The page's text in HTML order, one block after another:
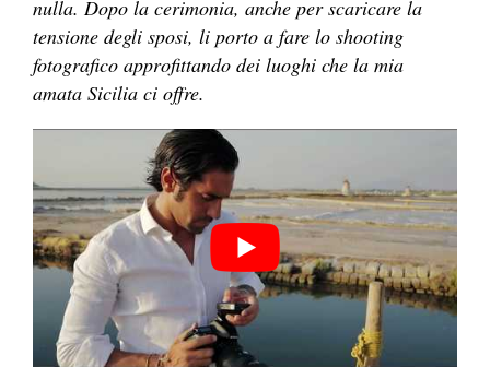
nulla. Dopo la cerimonia, anche per scaricare la
tensione degli sposi, li porto a fare lo shooting
fotografico approfittando dei luoghi che la mia
amata Sicilia ci offre.